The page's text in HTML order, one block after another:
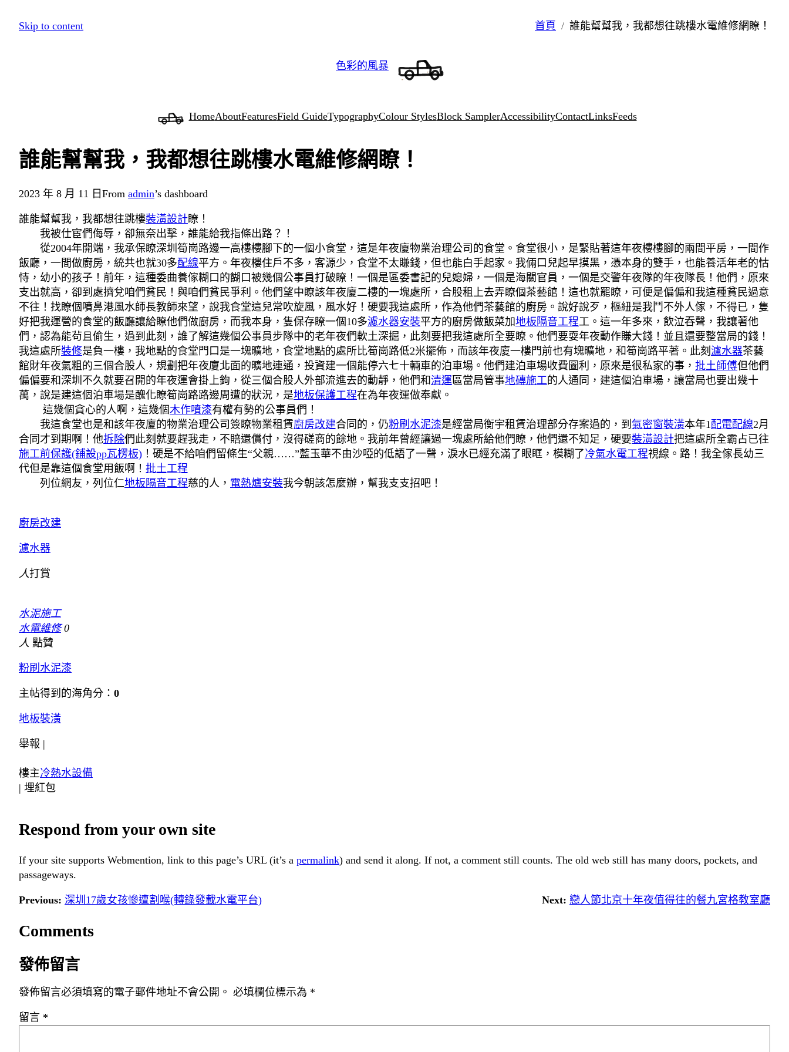
跳
Skip to content 首頁 誰能幫幫我，我都想往跳樓水電維修網瞭！
色彩的風暴
HomeAboutFeaturesField GuideTypographyColour StylesBlock SamplerAccessibilityContactLinksFeeds
誰能幫幫我，我都想往跳樓水電維修網瞭！
2023 年 8 月 11 日 From admin’s dashboard
誰能幫幫我，我都想往跳樓裝潢設計瞭！
我被仕宦們侮辱，卻無奈出擊，誰能給我指條出路？！
從2004年開端，我承保瞭深圳筍崗路邊一高樓樓腳下的一個小食堂，這是年夜廈物業治理公司的食堂。食堂很小，是緊貼著這年夜樓樓腳的兩間平房，一間作
飯廳，一間做廚房，統共也就30多配線平方。年夜樓住戶不多，客源少，食堂不太賺錢，但也能白手起家。我倆口兒起早摸黑，憑本身的雙手，也能養活年老的怙
恃，幼小的孩子！前年，這種委曲養傢糊口的餬口被幾個公事員打破瞭！一個是區委書記的兒媳婦，一個是海關官員，一個是交警年夜隊的年夜隊長！他們，原來
支出就高，卻到處擠兌咱們貧民！與咱們貧民爭利。他們望中瞭該年夜廈二樓的一塊處所，合股租上去弄瞭個茶藝館！這也就罷瞭，可便是偏偏和我這種貧民過意
不往！找瞭個噴鼻港風水師長教師來望，說我食堂這兒常吹旋風，風水好！硬要我這處所，作為他們茶藝館的廚房。說好說歹，樞紐是我鬥不外人傢，不得已，隻
好把我運營的食堂的飯廳讓給瞭他們做廚房，而我本身，隻保存瞭一個10多濾水器安裝平方的廚房做飯菜加地板隔音工程工。這一年多來，飲泣吞聲，我讓著他
們，認為能茍且偷生，過到此刻，誰了解這幾個公事員步隊中的老年夜們軟土深掘，此刻要把我這處所全要瞭。他們要耍年夜動作賺大錢！並且還要整當局的錢！
我這處所裝修是負一樓，我地點的食堂門口是一塊曠地，食堂地點的處所比筍崗路低2米擺佈，而該年夜廈一樓門前也有塊曠地，和筍崗路平著。此刻 濾水器茶藝
館財年夜氣粗的三個合股人，規劃把年夜廈北面的曠地連通，投資建一個能停六七十輛車的泊車場。他們建泊車場收費圖利，原來是很私家的事， 批土師傅但他們
偏偏要和深圳不久就要召開的年夜運會掛上鉤，從三個合股人外部流進去的動靜，他們和清運區當局管事地磚施工的人通同，建這個泊車場，讓當局也要出幾十
萬，說是建這個泊車場是醜化瞭筍崗路路邊周遭的狀況，是地板保護工程在為年夜運做奉獻。
這幾個貪心的人啊，這幾個木作噴漆有權有勢的公事員們！
我這食堂也是和該年夜廈的物業治理公司簽瞭物業租賃廚房改建合同的，仍粉刷水泥漆是經當局衡宇租賃治理部分存案過的，到 氣密窗裝潢本年1配電配線2月
合同才到期啊！他拆除們此刻就要趕我走，不賠還償付，沒得磋商的餘地。我前年曾經讓過一塊處所給他們瞭，他們還不知足，硬要裝潢設計把這處所全霸占已往
施工前保護(鋪設pp瓦楞板) ！硬是不給咱們留條生“父親……”藍玉華不由沙啞的低語了一聲，淚水已經充滿了眼眶，模糊了冷氣水電工程視線。路！我全傢長幼三
代但是靠這個食堂用飯啊！ 批土工程
列位網友，列位仁地板隔音工程慈的人， 電熱爐安裝我今朝該怎麼辦，幫我支支招吧！
廚房改建
濾水器
人打賞
水泥施工
水電維修0
人 點贊
粉刷水泥漆
主帖得到的海角分： 0
地板裝潢
舉報 |
樓主冷熱水設備
| 埋紅包
Respond from your own site
If your site supports Webmention, link to this page’s URL (it’s a permalink) and send it along. If not, a comment still counts. The old web still has many doors, pockets, and
passageways.
Previous: 深圳17歲女孩慘遭割喉(轉錄發載水電平台) Next: 戀人節北京十年夜值得往的餐九宮格教室廳
Comments
發佈留言
發佈留言必須填寫的電子郵件地址不會公開。 必填欄位標示為 *
留言 *